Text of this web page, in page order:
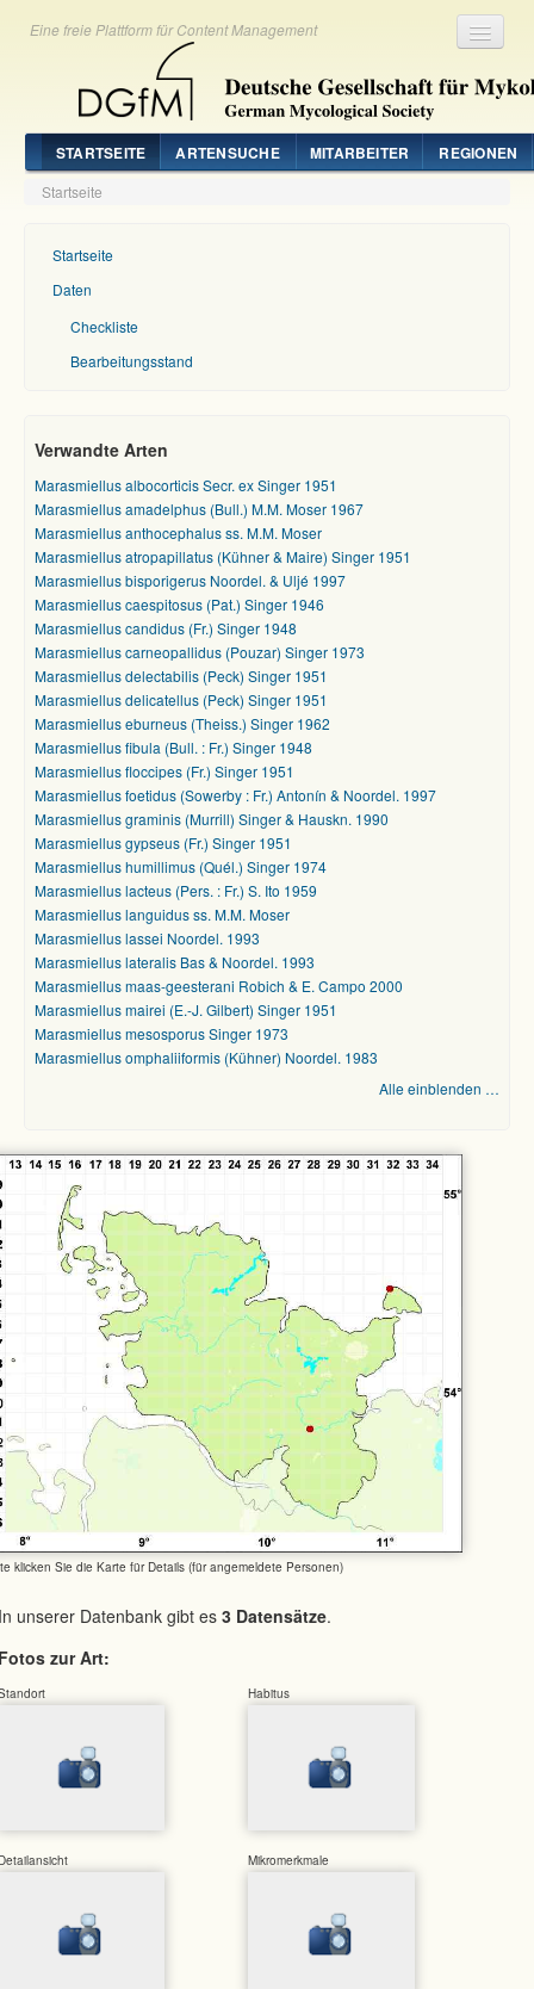
Eine freie Plattform für Content Management
STARTSEITE ARTENSUCHE MITARBEITER REGIONEN
Startseite
Startseite
Daten
Checkliste
Bearbeitungsstand
Verwandte Arten
Marasmiellus albocorticis Secr. ex Singer 1951
Marasmiellus amadelphus (Bull.) M.M. Moser 1967
Marasmiellus anthocephalus ss. M.M. Moser
Marasmiellus atropapillatus (Kühner & Maire) Singer 1951
Marasmiellus bisporigerus Noordel. & Uljé 1997
Marasmiellus caespitosus (Pat.) Singer 1946
Marasmiellus candidus (Fr.) Singer 1948
Marasmiellus carneopallidus (Pouzar) Singer 1973
Marasmiellus delectabilis (Peck) Singer 1951
Marasmiellus delicatellus (Peck) Singer 1951
Marasmiellus eburneus (Theiss.) Singer 1962
Marasmiellus fibula (Bull. : Fr.) Singer 1948
Marasmiellus floccipes (Fr.) Singer 1951
Marasmiellus foetidus (Sowerby : Fr.) Antonín & Noordel. 1997
Marasmiellus graminis (Murrill) Singer & Hauskn. 1990
Marasmiellus gypseus (Fr.) Singer 1951
Marasmiellus humillimus (Quél.) Singer 1974
Marasmiellus lacteus (Pers. : Fr.) S. Ito 1959
Marasmiellus languidus ss. M.M. Moser
Marasmiellus lassei Noordel. 1993
Marasmiellus lateralis Bas & Noordel. 1993
Marasmiellus maas-geesterani Robich & E. Campo 2000
Marasmiellus mairei (E.-J. Gilbert) Singer 1951
Marasmiellus mesosporus Singer 1973
Marasmiellus omphaliiformis (Kühner) Noordel. 1983
Alle einblenden …
klicken Sie die Karte für Details (für angemeldete Personen)
unserer Datenbank gibt es 3 Datensätze.
zur Art:
Habitus
Mikromerkmale